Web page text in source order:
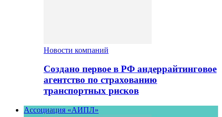
Новости компаний
Создано первое в РФ андеррайтинговое
агентство по страхованию
транспортных рисков
Ассоциация «АИПЛ»